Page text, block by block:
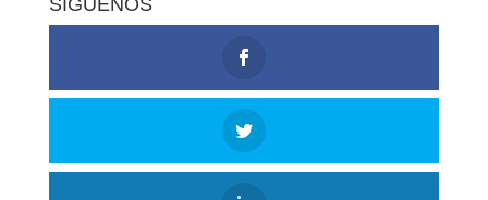
SÍGUENOS